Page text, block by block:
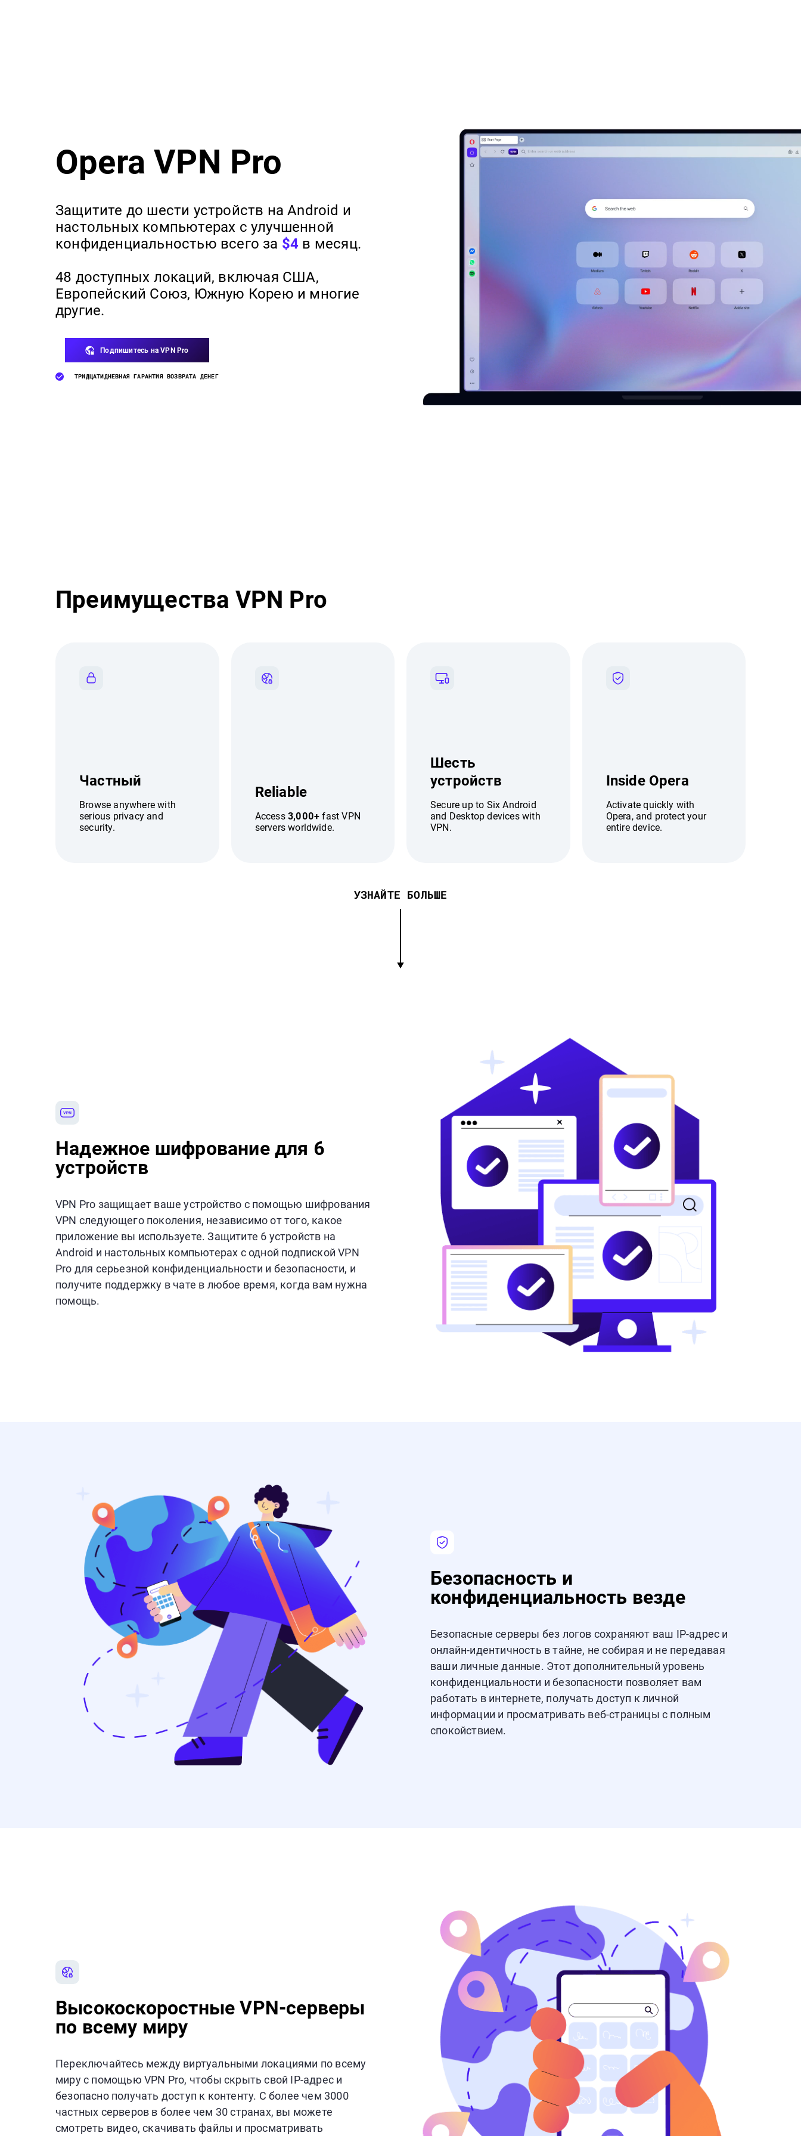
Opera VPN Pro
Защитите до шести устройств на Android и
настольных компьютерах с улучшенной
конфиденциальностью всего за $4 в месяц.
48 доступных локаций, включая США,
Европейский Союз, Южную Корею и многие
другие.
Подпишитесь на VPN Pro
ТРИДЦАТИДНЕВНАЯ ГАРАНТИЯ ВОЗВРАТА ДЕНЕГ
Преимущества VPN Pro
Частный
Browse anywhere with
serious privacy and
security.
Reliable
Access 3,000+ fast VPN
servers worldwide.
Шесть
устройств
Secure up to Six Android
and Desktop devices with
VPN.
Inside Opera
Activate quickly with
Opera, and protect your
entire device.
УЗНАЙТЕ БОЛЬШЕ
Надежное шифрование для 6
устройств
VPN Pro защищает ваше устройство с помощью шифрования
VPN следующего поколения, независимо от того, какое
приложение вы используете. Защитите 6 устройств на
Android и настольных компьютерах с одной подпиской VPN
Pro для серьезной конфиденциальности и безопасности, и
получите поддержку в чате в любое время, когда вам нужна
помощь.
Безопасность и
конфиденциальность везде
Безопасные серверы без логов сохраняют ваш IP-адрес и
онлайн-идентичность в тайне, не собирая и не передавая
ваши личные данные. Этот дополнительный уровень
конфиденциальности и безопасности позволяет вам
работать в интернете, получать доступ к личной
информации и просматривать веб-страницы с полным
спокойствием.
Высокоскоростные VPN-серверы
по всему миру
Переключайтесь между виртуальными локациями по всему
миру с помощью VPN Pro, чтобы скрыть свой IP-адрес и
безопасно получать доступ к контенту. С более чем 3000
частных серверов в более чем 30 странах, вы можете
смотреть видео, скачивать файлы и просматривать